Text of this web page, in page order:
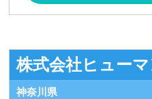
株式会社ヒュー
神奈川県